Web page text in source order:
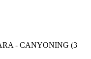
- CANYONING (3